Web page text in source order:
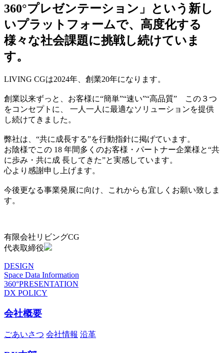
360°プレゼンテーション」という新し
いプラットフォームで、高度化する
様々な社会課題に挑戦し続けていま
す。
LIVING CGは2024年、創業20年になります。
創業以来ずっと、お客様に“簡単”“速い”“高品質” この３つ
をコンセプトに、 一人一人に最適なソリューションを提供
し続けてきました。
弊社は、“共に成長する”を行動指針に掲げています。
お陰様でこの 18 年間多くのお客様・パートナー企業様と“共
に歩み・共に成 長してきた”と実感しています。
心より感謝申し上げます。
今後更なる事業発展に向け、これからも宜しくお願い致しま
す。
有限会社リビングCG
代表取締役
DESIGN
Space Data Information
360°PRESENTATION
DX POLICY
会社概要
ごあいさつ 会社情報 沿革